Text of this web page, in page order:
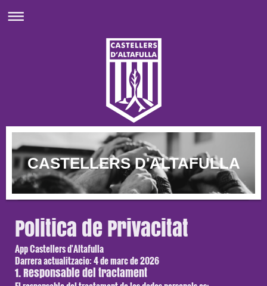
CASTELLERS D'ALTAFULLA
Politica de Privacitat
App Castellers d'Altafulla
Darrera actualitzacio: 4 de marc de 2026
1. Responsable del tractament